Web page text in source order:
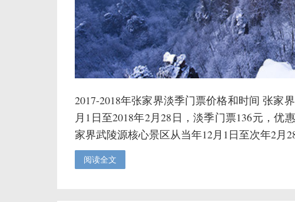
2017-2018年张家界淡季门票价格和时间 张家
月1日至2018年2月28日，淡季门票136元，优
家界武陵源核心景区从当年12月1日至次年2月
阅读全文